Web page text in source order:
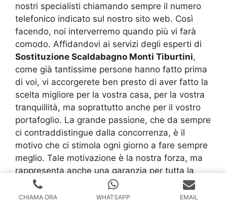
nostri specialisti chiamando sempre il numero
telefonico indicato sul nostro sito web. Così
facendo, noi interverremo quando più vi farà
comodo. Affidandovi ai servizi degli esperti di
Sostituzione Scaldabagno Monti Tiburtini,
come già tantissime persone hanno fatto prima
di voi, vi accorgerete ben presto di aver fatto la
scelta migliore per la vostra casa, per la vostra
tranquillità, ma soprattutto anche per il vostro
portafoglio. La grande passione, che da sempre
ci contraddistingue dalla concorrenza, è il
motivo che ci stimola ogni giorno a fare sempre
meglio. Tale motivazione è la nostra forza, ma
rappresenta anche una garanzia per tutta la
nostra clientela. Ricordate inoltre che
l’esperienza che da sempre mettiamo al vostro
CHIAMA ORA WHATSAPP EMAIL